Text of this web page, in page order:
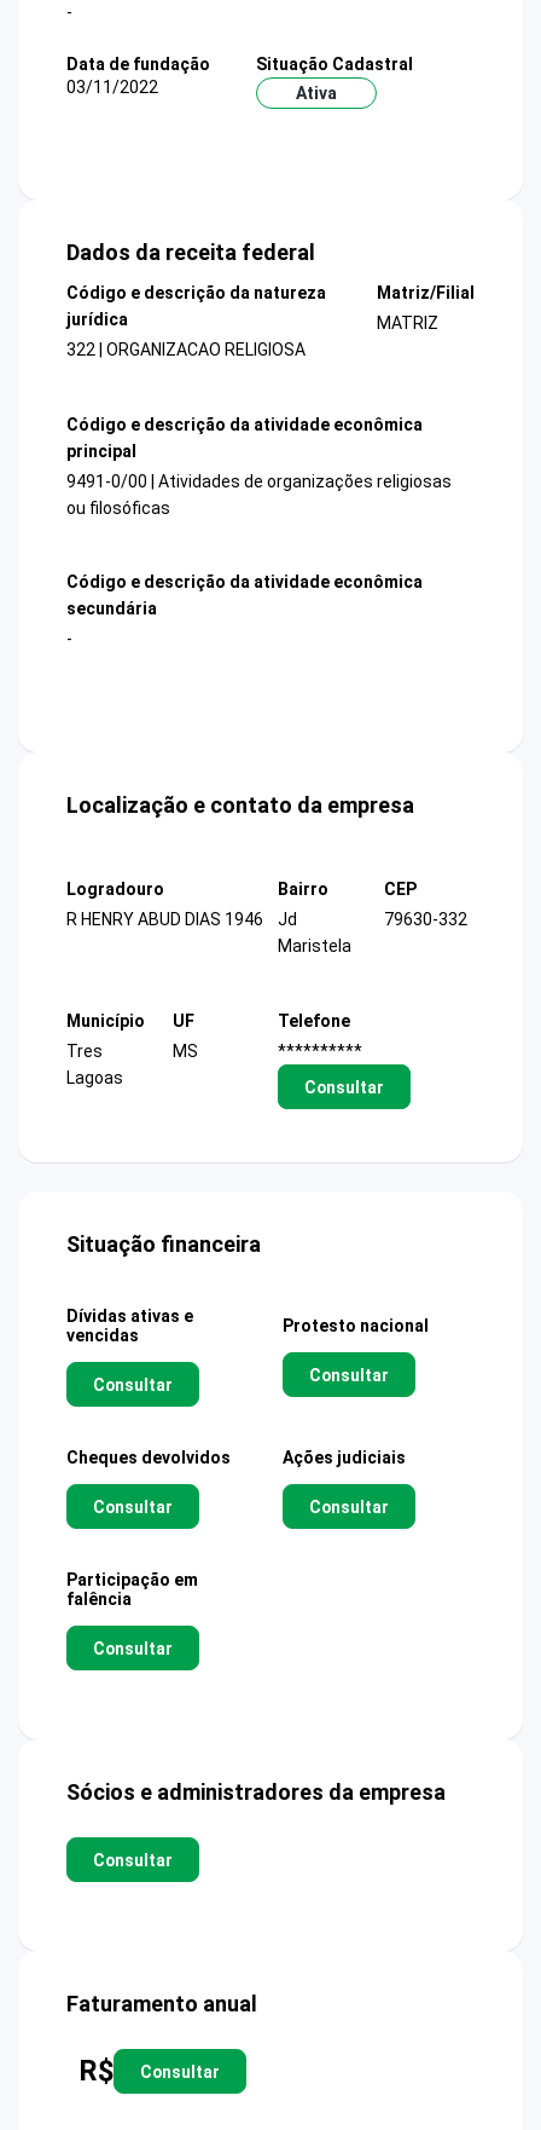
-
Data de fundação
03/11/2022
Situação Cadastral
Ativa
Dados da receita federal
Código e descrição da natureza
jurídica
322 | ORGANIZACAO RELIGIOSA
Matriz/Filial
MATRIZ
Código e descrição da atividade econômica
principal
9491-0/00 | Atividades de organizações religiosas
ou filosóficas
Código e descrição da atividade econômica
secundária
-
Localização e contato da empresa
Logradouro
R HENRY ABUD DIAS 1946
Bairro
Jd
Maristela
CEP
79630-332
Município
Tres
Lagoas
UF
MS
Telefone
**********
Consultar
Situação financeira
Dívidas ativas e
vencidas
Consultar
Protesto nacional
Consultar
Cheques devolvidos
Consultar
Ações judiciais
Consultar
Participação em
falência
Consultar
Sócios e administradores da empresa
Consultar
Faturamento anual
R$ Consultar